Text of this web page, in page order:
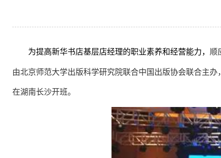
为提高新华书店基层店经理的职业素养和经营能力， 顺
由北京师范大学出版科学研究院联合中国出版协会联合主
在湖南长沙开班。